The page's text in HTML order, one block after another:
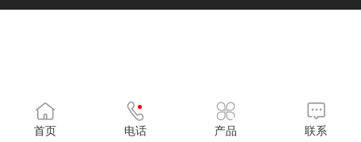
首页 电话 产品 联系